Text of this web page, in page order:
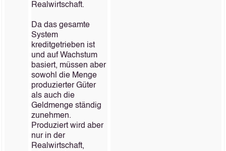
Realwirtschaft.
Da das gesamte
System
kreditgetrieben ist
und auf Wachstum
basiert, müssen aber
sowohl die Menge
produzierter Güter
als auch die
Geldmenge ständig
zunehmen.
Produziert wird aber
nur in der
Realwirtschaft,